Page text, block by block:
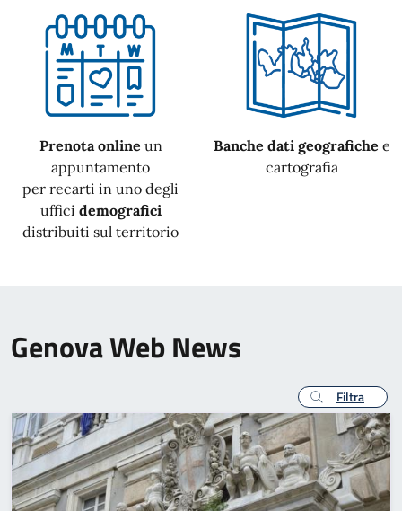
Prenota online un
appuntamento
per recarti in uno degli
uffici demografici
distribuiti sul territorio
Banche dati geografiche e
cartografia
Genova Web News
Filtra